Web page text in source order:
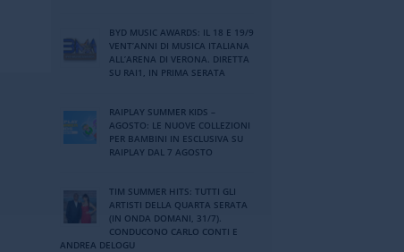
BYD MUSIC AWARDS: IL 18 E 19/9
VENT’ANNI DI MUSICA ITALIANA
ALL’ARENA DI VERONA. DIRETTA
SU RAI1, IN PRIMA SERATA
RAIPLAY SUMMER KIDS –
AGOSTO: LE NUOVE COLLEZIONI
PER BAMBINI IN ESCLUSIVA SU
RAIPLAY DAL 7 AGOSTO
TIM SUMMER HITS: TUTTI GLI
ARTISTI DELLA QUARTA SERATA
(IN ONDA DOMANI, 31/7).
CONDUCONO CARLO CONTI E
ANDREA DELOGU